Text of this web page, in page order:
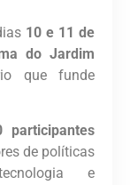
10 e 11 de
do Jardim
que funde
participantes
de políticas
e